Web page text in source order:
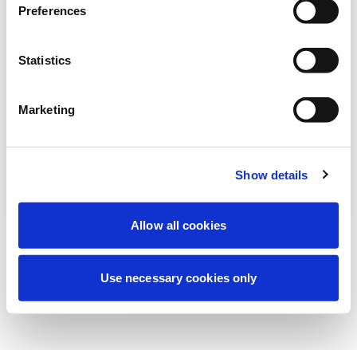
Preferences
Statistics
Marketing
Show details
Allow all cookies
Use necessary cookies only
Vi utför för närvarande planerat underhåll